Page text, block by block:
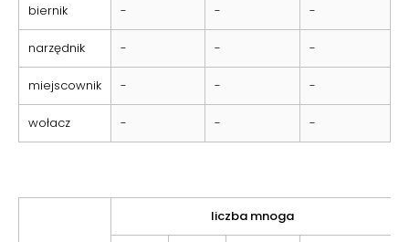
biernik - - -
narzędnik - - -
miejscownik - - -
wołacz - - -
liczba mnoga